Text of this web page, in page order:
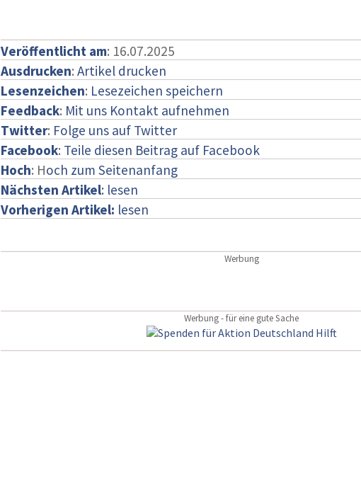
Veröffentlicht am: 16.07.2025
Ausdrucken: Artikel drucken
Lesenzeichen: Lesezeichen speichern
Feedback: Mit uns Kontakt aufnehmen
Twitter: Folge uns auf Twitter
Facebook: Teile diesen Beitrag auf Facebook
Hoch: Hoch zum Seitenanfang
Nächsten Artikel: lesen
Vorherigen Artikel: lesen
Werbung
Werbung - für eine gute Sache